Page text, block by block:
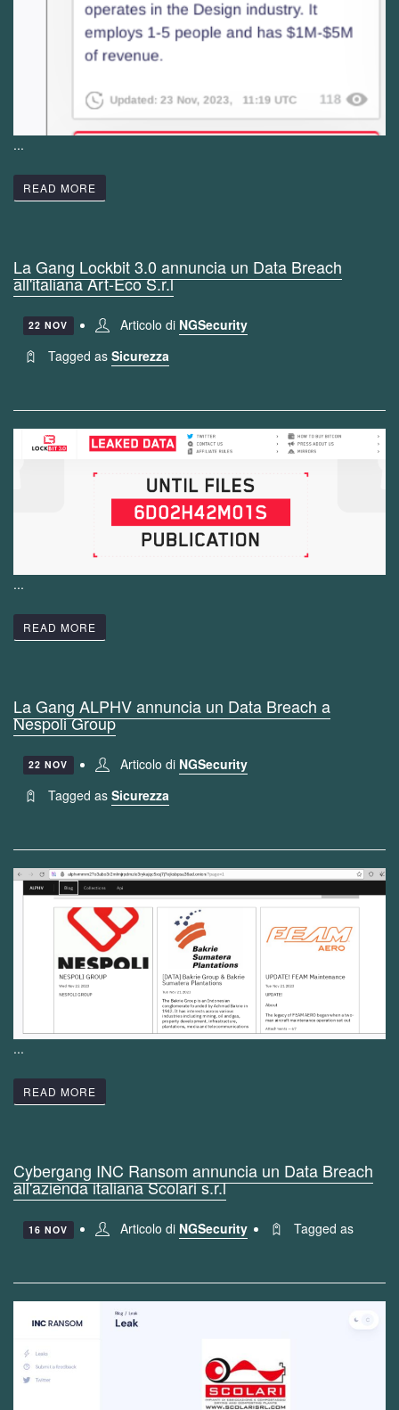
...
READ MORE
La Gang Lockbit 3.0 annuncia un Data Breach
all'italiana Art-Eco S.r.l
22 NOV Articolo di NGSecurity
Tagged as Sicurezza
...
READ MORE
La Gang ALPHV annuncia un Data Breach a
Nespoli Group
22 NOV Articolo di NGSecurity
Tagged as Sicurezza
...
READ MORE
Cybergang INC Ransom annuncia un Data Breach
all'azienda italiana Scolari s.r.l
16 NOV Articolo di NGSecurity Tagged as